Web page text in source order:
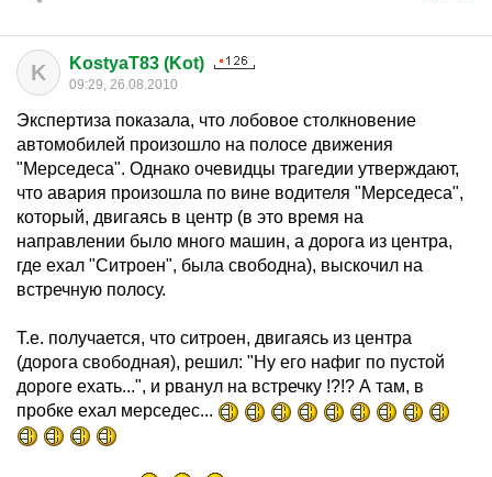
K KostyaT83 (Kot)
09:29, 26.08.2010
Экспертиза показала, что лобовое столкновение
автомобилей произошло на полосе движения
"Мерседеса". Однако очевидцы трагедии утверждают,
что авария произошла по вине водителя "Мерседеса",
который, двигаясь в центр (в это время на
направлении было много машин, а дорога из центра,
где ехал "Ситроен", была свободна), выскочил на
встречную полосу.
Т.е. получается, что ситроен, двигаясь из центра
(дорога свободная), решил: "Ну его нафиг по пустой
дороге ехать...", и рванул на встречку !?!? А там, в
пробке ехал мерседес...